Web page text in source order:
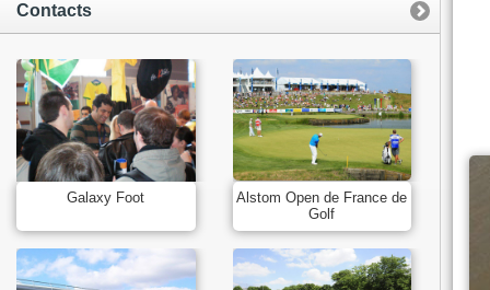
Contacts
Alstom Open de France de
Golf
Galaxy Foot